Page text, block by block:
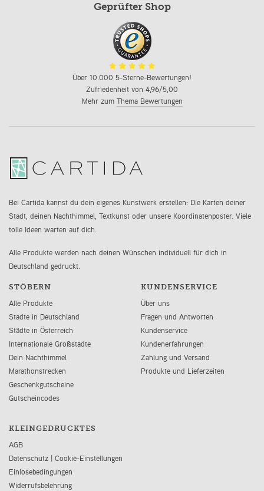
Geprüfter Shop
Über 10.000 5-Sterne-Bewertungen!
Zufriedenheit von 4,96/5,00
Mehr zum Thema Bewertungen
Bei Cartida kannst du dein eigenes Kunstwerk erstellen: Die Karten deiner
Stadt, deinen Nachthimmel, Textkunst oder unsere Koordinatenposter. Viele
tolle Ideen warten auf dich.
Alle Produkte werden nach deinen Wünschen individuell für dich in
Deutschland gedruckt.
STÖBERN
Alle Produkte
Städte in Deutschland
Städte in Österreich
Internationale Großstädte
Dein Nachthimmel
Marathonstrecken
Geschenkgutscheine
Gutscheincodes
KUNDENSERVICE
Über uns
Fragen und Antworten
Kundenservice
Kundenerfahrungen
Zahlung und Versand
Produkte und Lieferzeiten
KLEINGEDRUCKTES
AGB
Datenschutz | Cookie-Einstellungen
Einlösebedingungen
Widerrufsbelehrung